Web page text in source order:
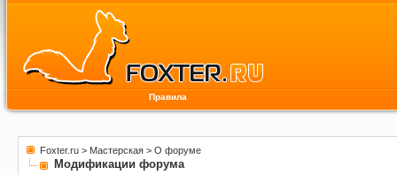
Правила
Foxter.ru > Мастерская > О форуме
Модификации форума